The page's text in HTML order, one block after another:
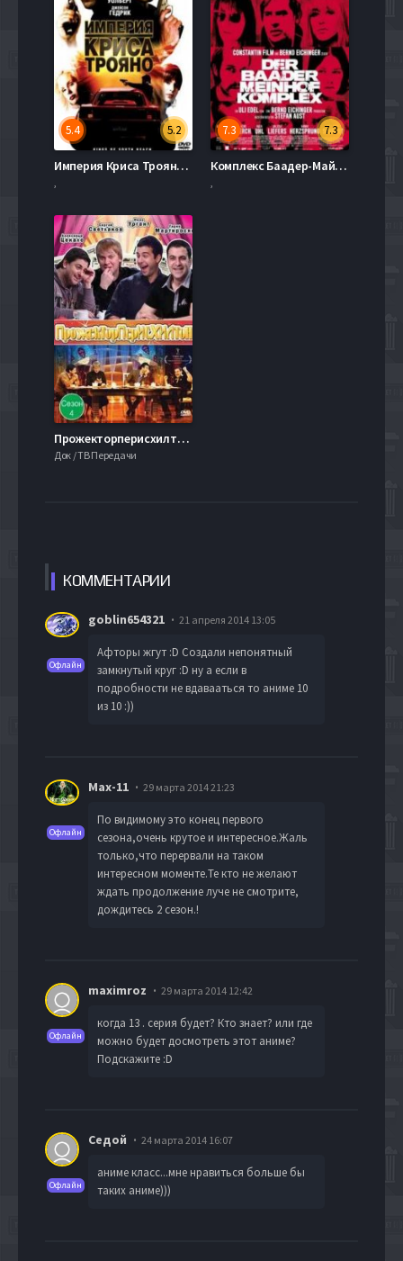
5.2
5.4
Империя Криса Трояно (2007)
7.3
7.3
Комплекс Баадер-Майнхоф (2008)
Прожекторперисхилтон. Сезон 4
Док / ТВ Передачи
КОММЕНТАРИИ
Офлайн
goblin654321 21 апреля 2014 13:05
Афторы жгут :D Создали непонятный
замкнутый круг :D ну а если в
подробности не вдавааться то аниме 10
из 10 :))
Офлайн
Max-11 29 марта 2014 21:23
По видимому это конец первого
сезона,очень крутое и интересное.Жаль
только,что перервали на таком
интересном моменте.Те кто не желают
ждать продолжение луче не смотрите,
дождитесь 2 сезон.!
Офлайн
maximroz 29 марта 2014 12:42
когда 13 . серия будет? Кто знает? или где
можно будет досмотреть этот аниме?
Подскажите :D
Офлайн
Седой 24 марта 2014 16:07
аниме класс...мне нравиться больше бы
таких аниме)))